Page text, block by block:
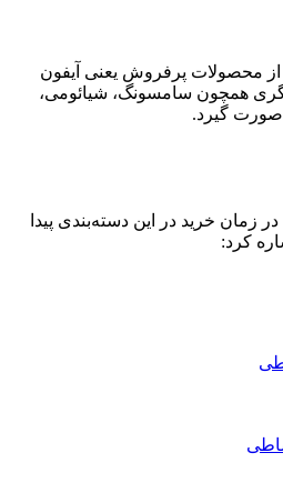
از محصولات پرفروش یعنی آیفون
همچون سامسونگ، شیائومی،
صورت گیرد.
در زمان خرید در این دسته‌بندی پیدا
کرد: